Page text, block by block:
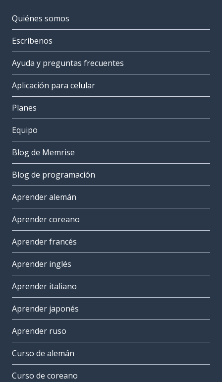
Quiénes somos
Escríbenos
Ayuda y preguntas frecuentes
Aplicación para celular
Planes
Equipo
Blog de Memrise
Blog de programación
Aprender alemán
Aprender coreano
Aprender francés
Aprender inglés
Aprender italiano
Aprender japonés
Aprender ruso
Curso de alemán
Curso de coreano